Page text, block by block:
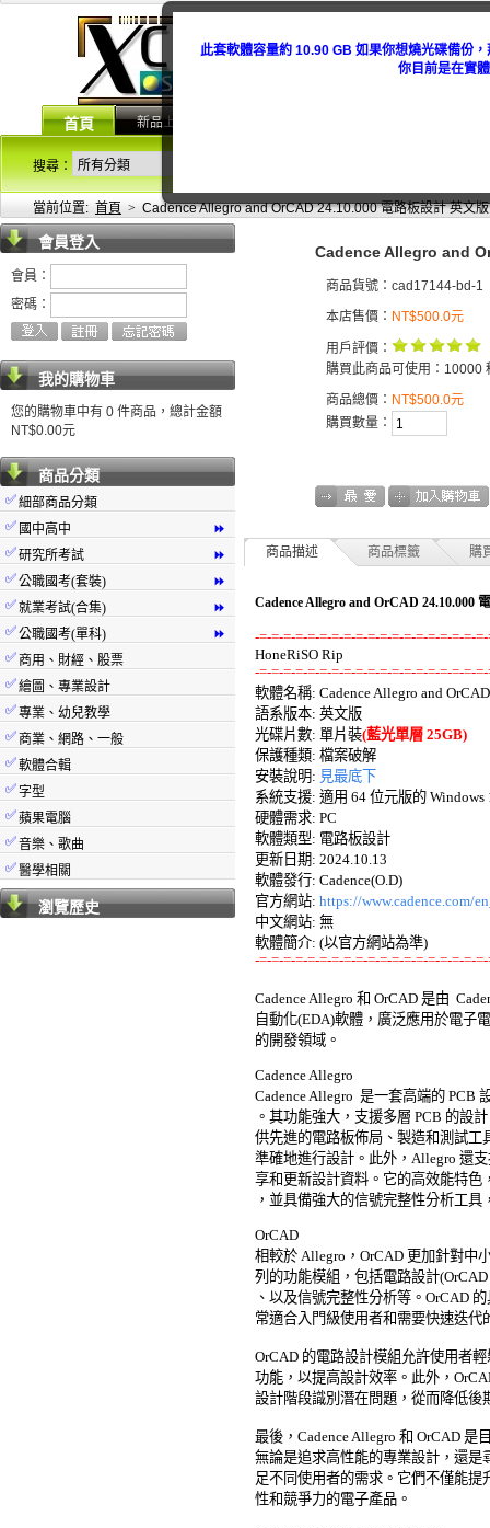
首頁 新品上架
搜尋：
當前位置: 首頁 > Cadence Allegro and OrCAD 24.10.000 電路板設計 英文版
會員登入
會員：
密碼：
我的購物車
您的購物車中有 0 件商品，總計金額
NT$0.00元
商品分類
✅細部商品分類
⏩
✅ 國中高中
⏩
✅研究所考試
⏩
✅公職國考(套裝)
⏩
✅就業考試(合集)
⏩
✅公職國考(單科)
✅ 商用、財經、股票
✅繪圖、專業設計
✅專業、幼兒教學
✅ 商業、網路、一般
✅軟體合輯
✅字型
✅蘋果電腦
✅音樂、歌曲
✅醫學相關
瀏覽歷史
Cadence Allegro and
商品貨號：cad17144-bd-1
本店售價： NT$500.0元
用戶評價：
購買此商品可使用：10000
商品總價： NT$500.0元
購買數量：
商品描述 商品標籤 購
Cadence Allegro and OrCAD 24.10.000
-=-=-=-=-=-=-=-=-=-=-=-=-=-=-=-=-=-=-
-=-=-=-=-=-=-=-=-=-=-=-=-=-=-=-=-=-=-
軟體名稱: Cadence Allegro and
語系版本: 英文版
光碟片數: 單片裝(藍光單層 25GB)
保護種類: 檔案破解
安裝說明: 見最底下
系統支援: 適用 64 位元版的
硬體需求: PC
軟體類型: 電路板設計
更新日期: 2024.10.13
軟體發行: Cadence(O.D)
官方網站: https://www.cadence.com/
中文網站: 無
-=-=-=-=-=-=-=-=-=-=-=-=-=-=-=-=-=-=-
Cadence Allegro 和 OrCAD 是由
自動化(EDA)軟體，廣泛應用於電子
的開發領域。
Cadence Allegro
Cadence Allegro  是一套高端的
。其功能強大，支援多層 PCB 的設
供先進的電路板佈局、製造和測試
準確地進行設計。此外，Allegro 還
享和更新設計資料。它的高效能特
，並具備強大的信號完整性分析工
OrCAD
相較於 Allegro，OrCAD 更加針對中
列的功能模組，包括電路設計
、以及信號完整性分析等。OrCAD
常適合入門級使用者和需要快速迭代
OrCAD 的電路設計模組允許使用者
功能，以提高設計效率。此外，
設計階段識別潛在問題，從而降低後
最後，Cadence Allegro 和 OrCAD
無論是追求高性能的專業設計，還
足不同使用者的需求。它們不僅能
性和競爭力的電子產品。
此套軟體容量約 10.90 GB 如果你想燒光碟備份
你目前是在實
Focus